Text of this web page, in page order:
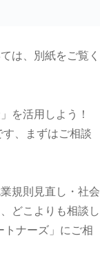
は、別紙をご覧く
を活用しよう！
、まずはご相談
規則見直し・社会
どこよりも相談し
ナーズ」にご相